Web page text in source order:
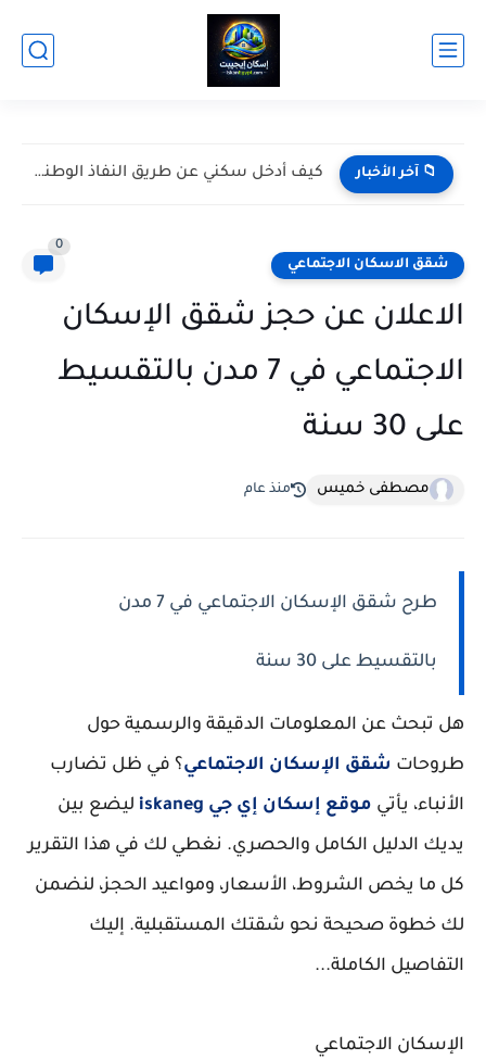
📁 آخر الأخبار كيف أدخل سكني عن طريق النفاذ الوطني؟
شقق الاسكان الاجتماعي
0
الاعلان عن حجز شقق الإسكان
الاجتماعي في 7 مدن بالتقسيط
على 30 سنة
مصطفى خميس منذ عام
طرح شقق الإسكان الاجتماعي في 7 مدن
بالتقسيط على 30 سنة
هل تبحث عن المعلومات الدقيقة والرسمية حول
طروحات شقق الإسكان الاجتماعي؟ في ظل تضارب
الأنباء، يأتي موقع إسكان إي جي iskaneg ليضع بين
يديك الدليل الكامل والحصري. نغطي لك في هذا التقرير
كل ما يخص الشروط، الأسعار، ومواعيد الحجز، لنضمن
لك خطوة صحيحة نحو شقتك المستقبلية. إليك
التفاصيل الكاملة...
الإسكان الاجتماعي